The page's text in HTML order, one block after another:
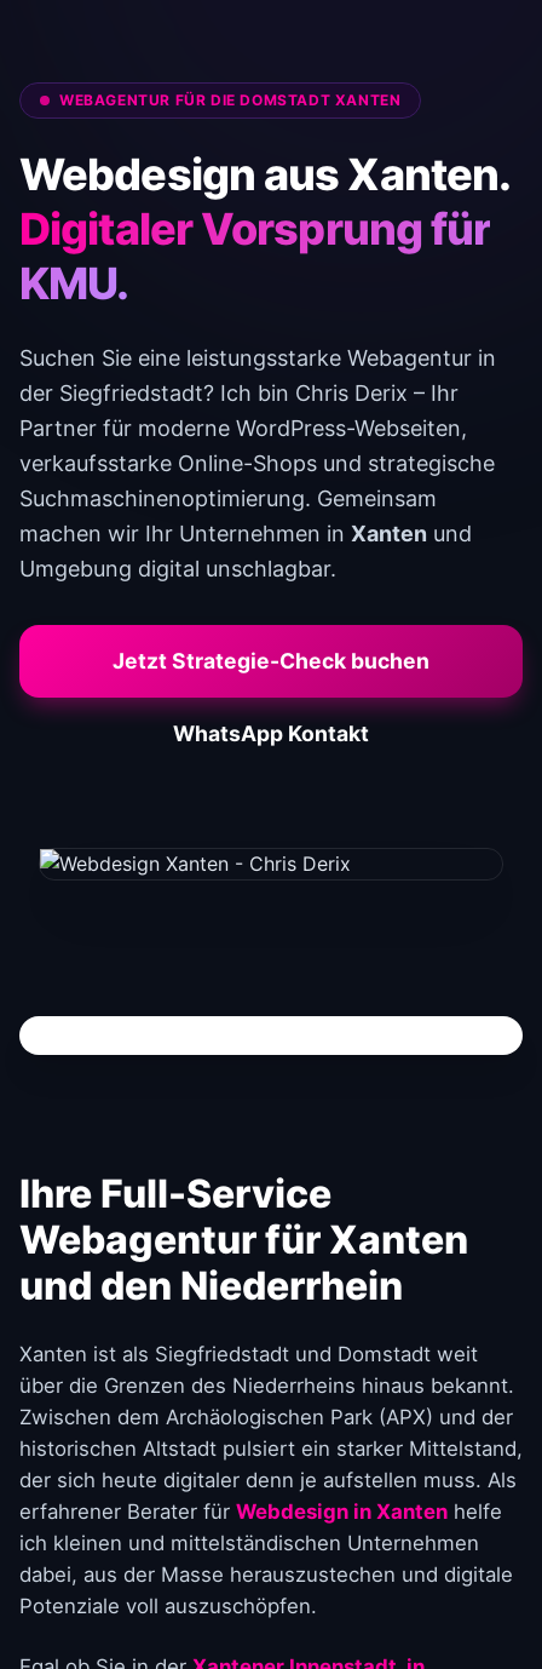
WEBAGENTUR FÜR DIE DOMSTADT XANTEN
Webdesign aus Xanten.
Digitaler Vorsprung für
KMU.
Suchen Sie eine leistungsstarke Webagentur in
der Siegfriedstadt? Ich bin Chris Derix – Ihr
Partner für moderne WordPress-Webseiten,
verkaufsstarke Online-Shops und strategische
Suchmaschinenoptimierung. Gemeinsam
machen wir Ihr Unternehmen in Xanten und
Umgebung digital unschlagbar.
Jetzt Strategie-Check buchen
WhatsApp Kontakt
Ihre Full-Service
Webagentur für Xanten
und den Niederrhein
Xanten ist als Siegfriedstadt und Domstadt weit
über die Grenzen des Niederrheins hinaus bekannt.
Zwischen dem Archäologischen Park (APX) und der
historischen Altstadt pulsiert ein starker Mittelstand,
der sich heute digitaler denn je aufstellen muss. Als
erfahrener Berater für Webdesign in Xanten helfe
ich kleinen und mittelständischen Unternehmen
dabei, aus der Masse herauszustechen und digitale
Potenziale voll auszuschöpfen.